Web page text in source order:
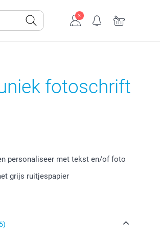
fotoschrift
personaliseer met tekst en/of foto
grijs ruitjespapier